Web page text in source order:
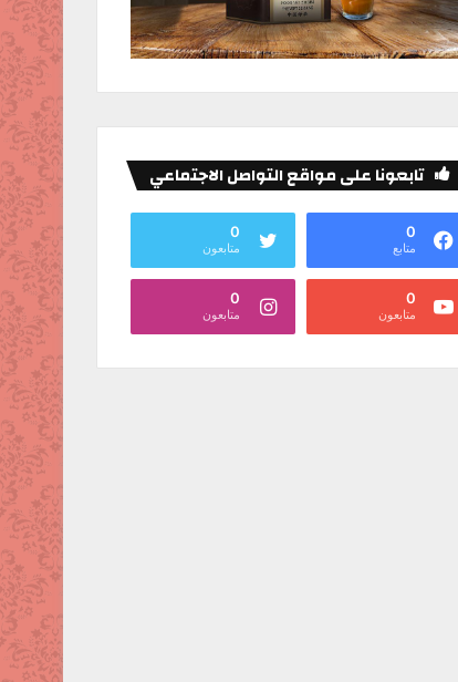
تابعونا على مواقع التواصل الاجتماعي
0
متابع
0
متابعون
0
متابعون
0
متابعون